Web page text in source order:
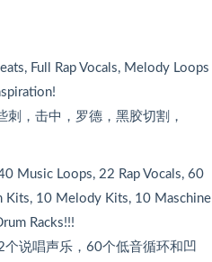
箭
键
低
Full Rap Vocals, Melody Loops
，击中，罗德，黑胶切割，
Music Loops, 22 Rap Vocals, 60
Kits, 10 Melody Kits, 10 Maschine
Racks!!!
说唱声乐，60个低音循环和凹